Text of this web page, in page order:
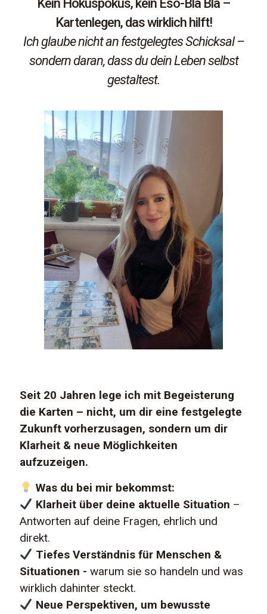
Kein Hokuspokus, kein Eso-Bla Bla –
Kartenlegen, das wirklich hilft!
Ich glaube nicht an festgelegtes Schicksal –
sondern daran, dass du dein Leben selbst
gestaltest.
Seit 20 Jahren lege ich mit Begeisterung
die Karten – nicht, um dir eine festgelegte
Zukunft vorherzusagen, sondern um dir
Klarheit & neue Möglichkeiten
aufzuzeigen.
Was du bei mir bekommst:
Klarheit über deine aktuelle Situation –
Antworten auf deine Fragen, ehrlich und
direkt.
Tiefes Verständnis für Menschen &
Situationen - warum sie so handeln und was
wirklich dahinter steckt.
Neue Perspektiven, um bewusste